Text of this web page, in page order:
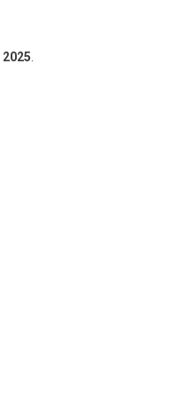
2025